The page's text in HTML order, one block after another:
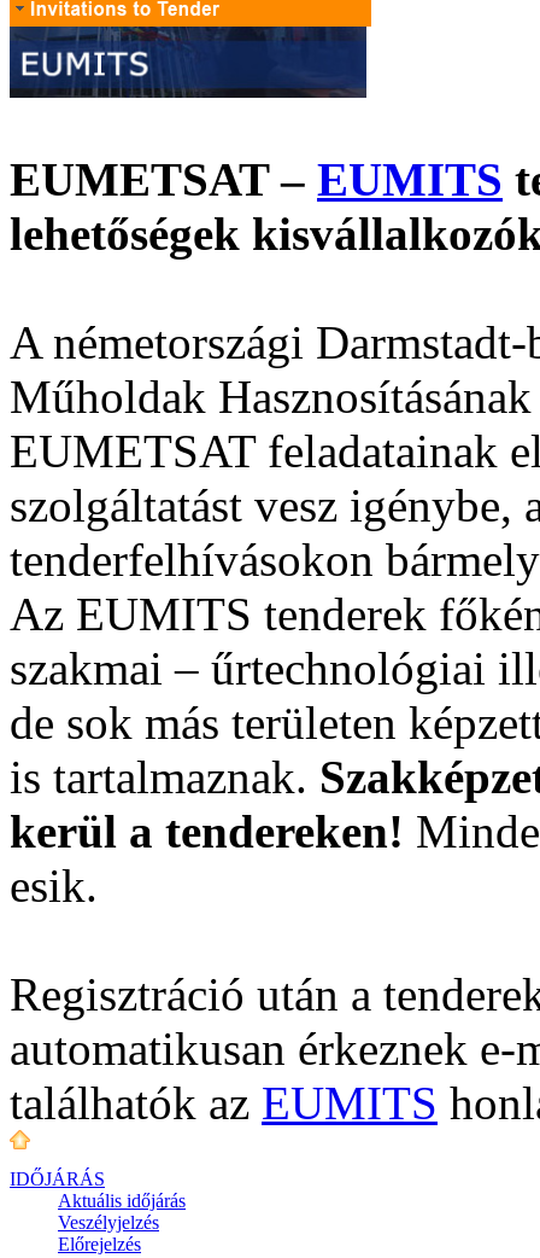
EUMETSAT – EUMITS
lehetőségek
A németországi
Műholdak
EUMETSAT feladatainak
szolgáltatást vesz igénybe,
tenderfelhívásokon
Az EUMITS tenderek
szakmai – űrtechnológiai
de sok más területen
is tartalmaznak.
kerül a tendereken!
esik.
Regisztráció után a
automatikusan érkeznek
találhatók az EUMITS
IDŐJÁRÁS
Aktuális időjárás
Veszélyjelzés
Előrejelzés